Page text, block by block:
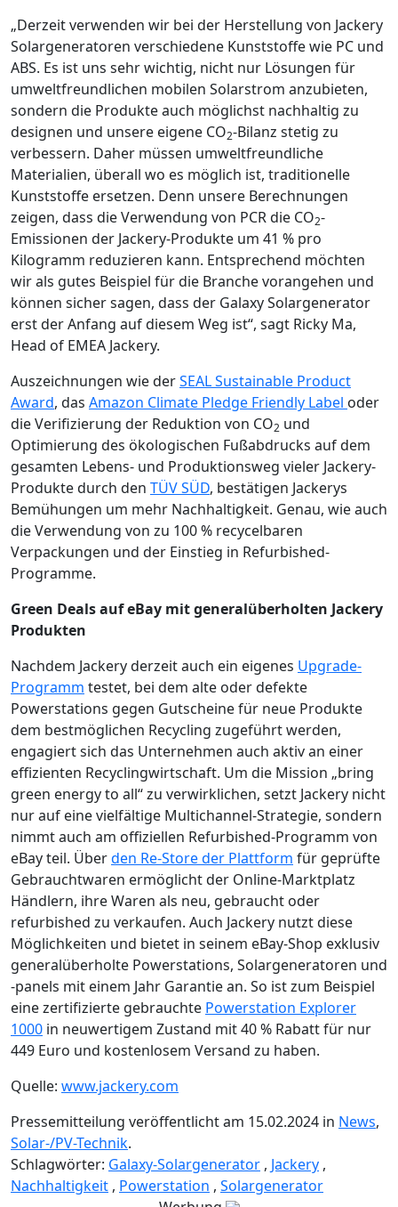
„Derzeit verwenden wir bei der Herstellung von Jackery
Solargeneratoren verschiedene Kunststoffe wie PC und
ABS. Es ist uns sehr wichtig, nicht nur Lösungen für
umweltfreundlichen mobilen Solarstrom anzubieten,
sondern die Produkte auch möglichst nachhaltig zu
designen und unsere eigene CO2-Bilanz stetig zu
verbessern. Daher müssen umweltfreundliche
Materialien, überall wo es möglich ist, traditionelle
Kunststoffe ersetzen. Denn unsere Berechnungen
zeigen, dass die Verwendung von PCR die CO2-
Emissionen der Jackery-Produkte um 41 % pro
Kilogramm reduzieren kann. Entsprechend möchten
wir als gutes Beispiel für die Branche vorangehen und
können sicher sagen, dass der Galaxy Solargenerator
erst der Anfang auf diesem Weg ist“, sagt Ricky Ma,
Head of EMEA Jackery.
Auszeichnungen wie derSEAL Sustainable Product
Award, das Amazon Climate Pledge Friendly Label oder
die Verifizierung der Reduktion von CO2 und
Optimierung des ökologischen Fußabdrucks auf dem
gesamten Lebens- und Produktionsweg vieler Jackery-
Produkte durch den TÜV SÜD, bestätigen Jackerys
Bemühungen um mehr Nachhaltigkeit. Genau, wie auch
die Verwendung von zu 100 % recycelbaren
Verpackungen und der Einstieg in Refurbished-
Programme.
Green Deals auf eBay mit generalüberholten Jackery
Produkten
Nachdem Jackery derzeit auch ein eigenes Upgrade-
Programm testet, bei dem alte oder defekte
Powerstations gegen Gutscheine für neue Produkte
dem bestmöglichen Recycling zugeführt werden,
engagiert sich das Unternehmen auch aktiv an einer
effizienten Recyclingwirtschaft. Um die Mission „bring
green energy to all“ zu verwirklichen, setzt Jackery nicht
nur auf eine vielfältige Multichannel-Strategie, sondern
nimmt auch am offiziellen Refurbished-Programm von
eBay teil. Überden Re-Store der Plattform für geprüfte
Gebrauchtwaren ermöglicht der Online-Marktplatz
Händlern, ihre Waren als neu, gebraucht oder
refurbished zu verkaufen. Auch Jackery nutzt diese
Möglichkeiten und bietet in seinem eBay-Shop exklusiv
generalüberholte Powerstations, Solargeneratoren und
-panels mit einem Jahr Garantie an. So ist zum Beispiel
eine zertifizierte gebrauchte Powerstation Explorer
1000 in neuwertigem Zustand mit 40 % Rabatt für nur
449 Euro und kostenlosem Versand zu haben.
Quelle: www.jackery.com
Pressemitteilung veröffentlicht am 15.02.2024 in News,
Solar-/PV-Technik.
Schlagwörter: Galaxy-Solargenerator , Jackery ,
Nachhaltigkeit , Powerstation , Solargenerator